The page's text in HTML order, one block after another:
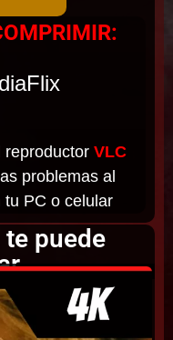
reproductor VLC
problemas al
PC o celular
puede